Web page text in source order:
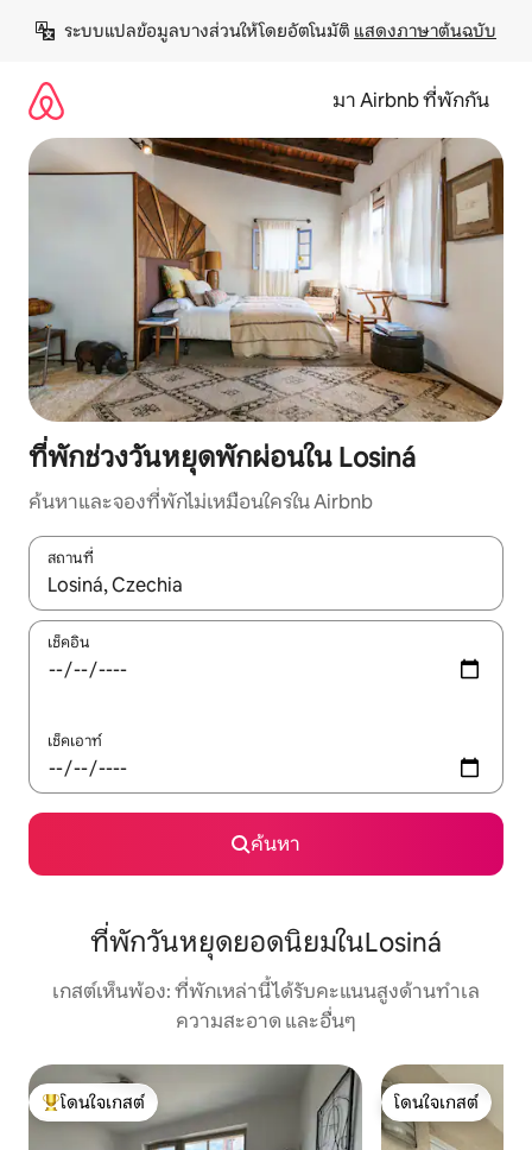
เนื้อหา
ระบบแปลข้อมูลบางส่วนให้โดยอัตโนมัติ แสดงภาษาต้นฉบับ
มา Airbnb ที่พักกัน
ที่พักช่วงวันหยุดพักผ่อนใน Losiná
ค้นหาและจองที่พักไม่เหมือนใครใน Airbnb
สถานที่
ใช้ลูกศรขึ้นลง หรือใช้การสัมผัสหรือปัด เพื่อสำรวจผลการค้นหา
เช็คอิน
เช็คเอาท์
ค้นหา
ที่พักวันหยุดยอดนิยมในLosiná
เกสต์เห็นพ้อง: ที่พักเหล่านี้ได้รับคะแนนสูงด้านทำเล
ความสะอาด และอื่นๆ
โดนใจเกสต์ที่สุด
โดนใจเกสต์
โดนใจเกสต์
โดนใจเกสต์